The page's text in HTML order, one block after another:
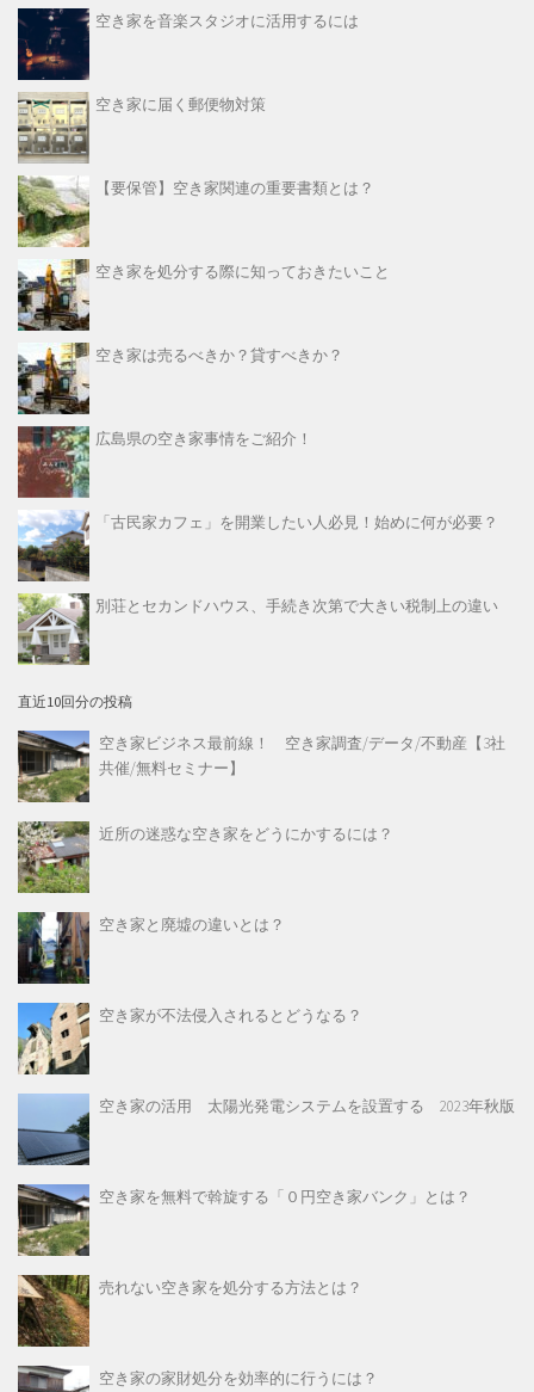
空き家を音楽スタジオに活用するには
空き家に届く郵便物対策
【要保管】空き家関連の重要書類とは？
空き家を処分する際に知っておきたいこと
空き家は売るべきか？貸すべきか？
広島県の空き家事情をご紹介！
「古民家カフェ」を開業したい人必見！始めに何が必要？
別荘とセカンドハウス、手続き次第で大きい税制上の違い
直近10回分の投稿
空き家ビジネス最前線！ 空き家調査/データ/不動産【3社
共催/無料セミナー】
近所の迷惑な空き家をどうにかするには？
空き家と廃墟の違いとは？
空き家が不法侵入されるとどうなる？
空き家の活用 太陽光発電システムを設置する 2023年秋版
空き家を無料で斡旋する「０円空き家バンク」とは？
売れない空き家を処分する方法とは？
空き家の家財処分を効率的に行うには？